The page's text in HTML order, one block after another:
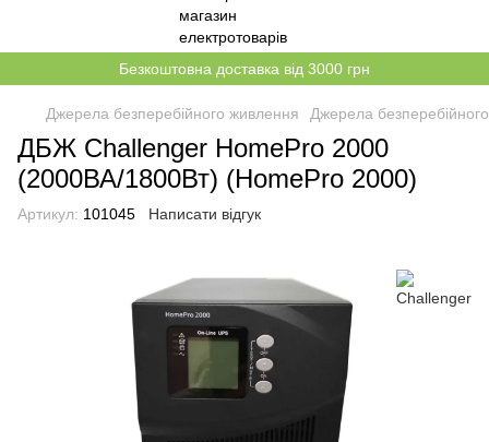
Безкоштовна доставка від 3000 грн
Джерела безперебійного живлення Джерела
ДБЖ Challenger HomePro 2000
(2000ВА/1800Вт) (HomePro 2000)
Артикул: 101045 Написати відгук